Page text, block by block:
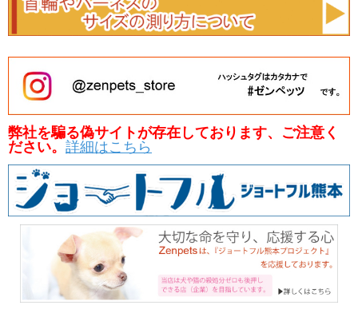
弊社を騙る偽サイトが存在しております、ご注意く
ださい。 詳細はこちら